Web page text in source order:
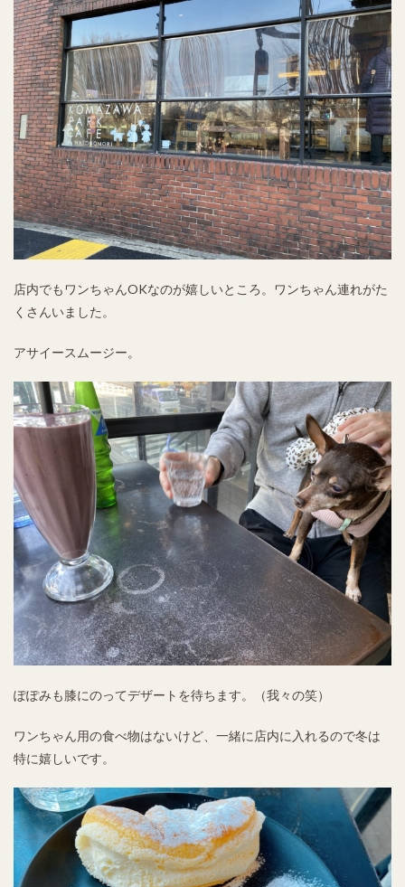
店内でもワンちゃんOKなのが嬉しいところ。ワンちゃん連れがた
くさんいました。
アサイースムージー。
ぽぽみも膝にのってデザートを待ちます。（我々の笑）
ワンちゃん用の食べ物はないけど、一緒に店内に入れるので冬は
特に嬉しいです。